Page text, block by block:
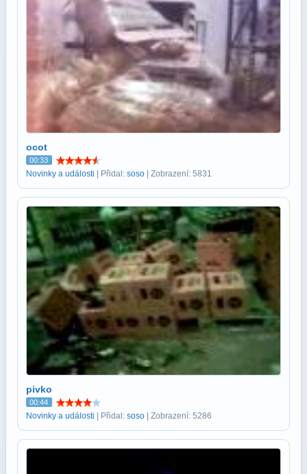
ocot
00:33
Novinky a události | Přidal: soso | Zobrazení: 5831
pivko
00:44
Novinky a události | Přidal: soso | Zobrazení: 5286